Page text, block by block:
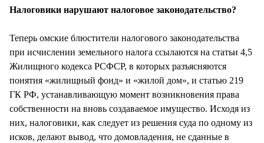
Налоговики нарушают налоговое законодательство?
Теперь омские блюстители налогового законодательства
при исчислении земельного налога ссылаются на статьи 4,5
Жилищного кодекса РСФСР, в которых разъясняются
понятия «жилищный фонд» и «жилой дом», и статью 219
ГК РФ, устанавливающую момент возникновения права
собственности на вновь создаваемое имущество. Исходя из
них, налоговики, как следует из решения суда по одному из
исков, делают вывод, что домовладения, не сданные в